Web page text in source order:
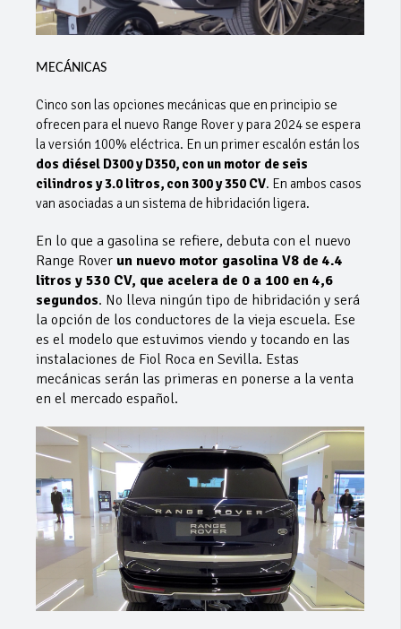
MECÁNICAS
Cinco son las opciones mecánicas que en principio se
ofrecen para el nuevo Range Rover y para 2024 se espera
la versión 100% eléctrica. En un primer escalón están los
dos diésel D300 y D350, con un motor de seis
cilindros y 3.0 litros, con 300 y 350 CV. En ambos casos
van asociadas a un sistema de hibridación ligera.
En lo que a gasolina se refiere, debuta con el nuevo
Range Rover un nuevo motor gasolina V8 de 4.4
litros y 530 CV, que acelera de 0 a 100 en 4,6
segundos. No lleva ningún tipo de hibridación y será
la opción de los conductores de la vieja escuela. Ese
es el modelo que estuvimos viendo y tocando en las
instalaciones de Fiol Roca en Sevilla. Estas
mecánicas serán las primeras en ponerse a la venta
en el mercado español.